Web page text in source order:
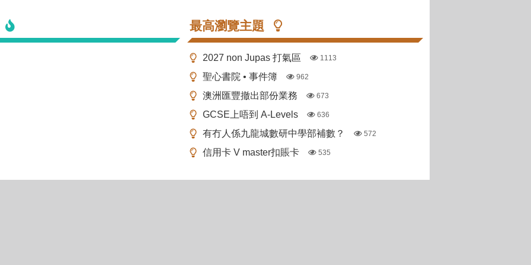
最高瀏覽主題
2027 non Jupas 打氣區 1113
聖心書院 • 事件簿 962
澳洲匯豐撤出部份業務 673
GCSE上唔到 A-Levels 636
有冇人係九龍城數研中學部補數？ 572
信用卡 V master扣賬卡 535